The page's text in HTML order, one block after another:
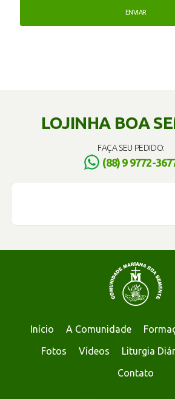
LOJINHA BOA
FAÇA SEU PEDIDO:
(88) 9 9772-
Início A Comunidade
Fotos
Vídeos Liturgia
Contato